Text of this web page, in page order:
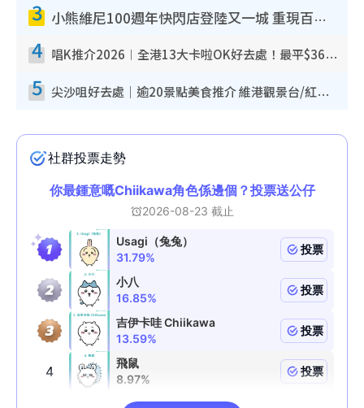
3 小熊維尼100週年快閃店登陸又一城 重現百畝森林經典場景／獨家限定盲盒登場／專屬DIY香水
4 唱K推介2026︱全港13大卡啦OK好去處！最平$36起 日文K都有！(附地址+收費詳情)
5 尖沙咀好去處｜逾20景點美食推介 維港觀景台/紅磚古蹟/九龍公園/室內遊樂場